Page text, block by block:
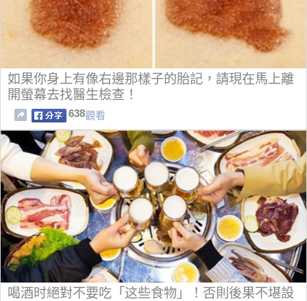
如果你身上有像右邊那樣子的胎記，請現在馬上離
開螢幕去找醫生檢查！
638觀看
喝酒时絕對不要吃「这些食物」！否則後果不堪設